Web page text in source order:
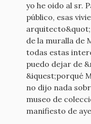
yo he oido al sr.
público, esas
de la muralla de
todas estas
puedo dejar de
&iquest;porqué
no dijo nada
museo de
manifiesto de